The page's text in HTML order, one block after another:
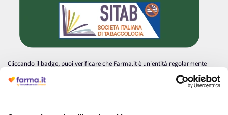
Cliccando il badge, puoi verificare che Farma.it è un'entità regolarmente
autorizzata dal Ministero della Salute a effettuare la vendita online di
medicinali.